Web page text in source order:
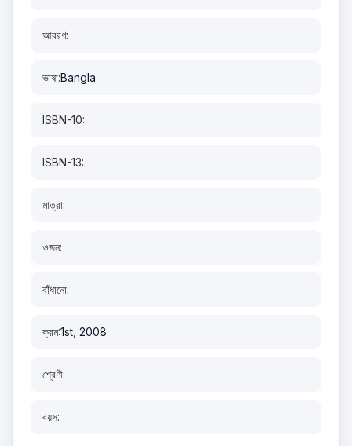
আবরণ:
ভাষা:Bangla
ISBN-10:
ISBN-13:
মাত্রা:
ওজন:
বাঁধানো:
ক্রম:1st, 2008
শ্রেণী:
বয়স: